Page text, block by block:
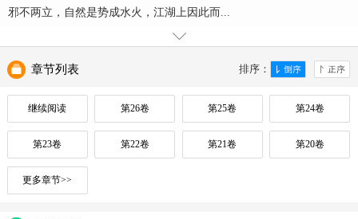
邪不两立，自然是势成水火，江湖上因此而...
排序：
章节列表
继续阅读 第26卷 第25卷 第24卷
第23卷 第22卷 第21卷 第20卷
更多章节>>